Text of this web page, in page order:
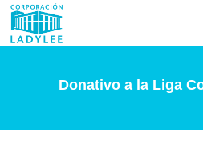
Donativo a la Liga